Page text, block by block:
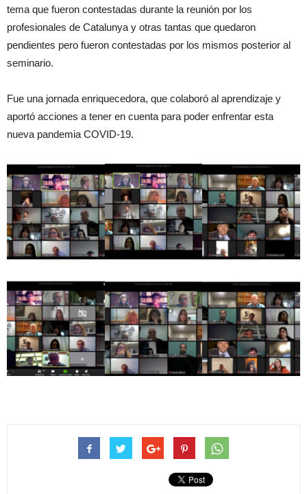
tema que fueron contestadas durante la reunión por los
profesionales de Catalunya y otras tantas que quedaron
pendientes pero fueron contestadas por los mismos posterior al
seminario.
Fue una jornada enriquecedora, que colaboró al aprendizaje y
aportó acciones a tener en cuenta para poder enfrentar esta
nueva pandemia COVID-19.